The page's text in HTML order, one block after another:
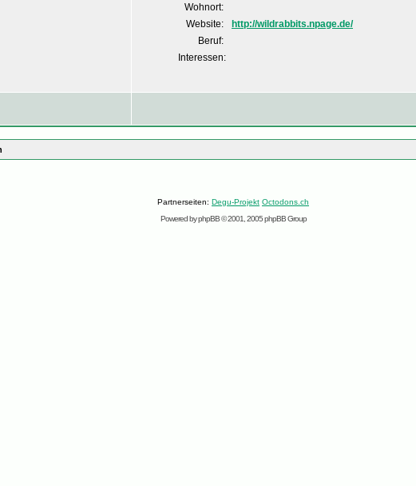
Wohnort:
Website:
http://wildrabbits.npage.de/
Beruf:
Interessen:
Partnerseiten: Degu-Projekt Octodons.ch
Powered byphpBB© 2001, 2005 phpBB Group